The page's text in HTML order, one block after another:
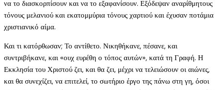
να το διασκορπίσουν και να το εξαφανίσουν. Εξόδεψαν αναρίθμητους
τόνους μελανιού και εκατομμύρια τόνους χαρτιού και έχυσαν ποτάμια
χριστιανικό αίμα.
Και τι κατόρθωσαν; Το αντίθετο. Νικηθήκανε, πέσανε, και
συντριβήκανε, και «ουχ ευρέθη ο τόπος αυτών», κατά τη Γραφή. Η
Εκκλησία του Χριστού ζει, και θα ζει, μέχρι να τελειώσουν οι αιώνες,
και θα συνεχίζει, να επιτελεί, το σωτήριο έργο της πάνω στη γη, όσοι